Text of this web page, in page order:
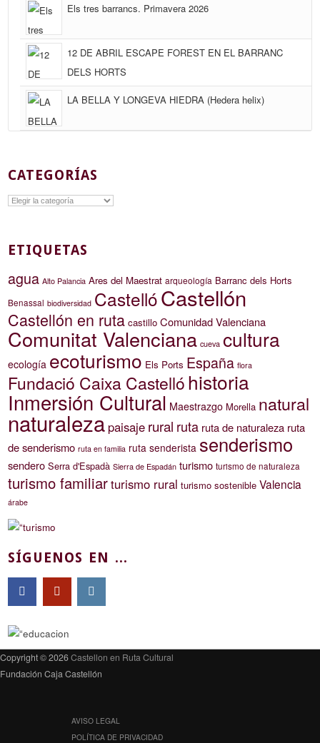
Els tres barrancs. Primavera 2026
12 DE ABRIL ESCAPE FOREST EN EL BARRANC
DELS HORTS
LA BELLA Y LONGEVA HIEDRA (Hedera helix)
CATEGORÍAS
Categorías
ETIQUETAS
agua Alto Palancia Ares del Maestrat arqueología Barranc dels Horts
Benassal biodiversidad CastellóCastellón
Castellón en ruta castillo Comunidad Valenciana
Comunitat Valenciana cueva cultura
ecología ecoturismo Els Ports España flora
Fundació Caixa Castellóhistoria
Inmersión Cultural Maestrazgo Morella natural
naturaleza paisaje rural ruta ruta de naturaleza ruta
de senderismo ruta en familia ruta senderista senderismo
sendero Serra d'Espadà Sierra de Espadán turismo turismo de naturaleza
turismo familiarturismo rural turismo sostenible Valencia
árabe
SÍGUENOS EN ...
Copyright © 2026Castellon en Ruta Cultural
Fundación Caja Castellón
AVISO LEGAL
POLÍTICA DE PRIVACIDAD